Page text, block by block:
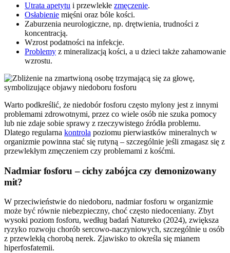
Utrata apetytu i przewlekłe zmęczenie.
Osłabienie mięśni oraz bóle kości.
Zaburzenia neurologiczne, np. drętwienia, trudności z
koncentracją.
Wzrost podatności na infekcje.
Problemy z mineralizacją kości, a u dzieci także zahamowanie
wzrostu.
Warto podkreślić, że niedobór fosforu często mylony jest z innymi
problemami zdrowotnymi, przez co wiele osób nie szuka pomocy
lub nie zdaje sobie sprawy z rzeczywistego źródła problemu.
Dlatego regularna kontrola poziomu pierwiastków mineralnych w
organizmie powinna stać się rutyną – szczególnie jeśli zmagasz się z
przewlekłym zmęczeniem czy problemami z kośćmi.
Nadmiar fosforu – cichy zabójca czy demonizowany
mit?
W przeciwieństwie do niedoboru, nadmiar fosforu w organizmie
może być równie niebezpieczny, choć często niedoceniany. Zbyt
wysoki poziom fosforu, według badań Natureko (2024), zwiększa
ryzyko rozwoju chorób sercowo-naczyniowych, szczególnie u osób
z przewlekłą chorobą nerek. Zjawisko to określa się mianem
hiperfosfatemii.